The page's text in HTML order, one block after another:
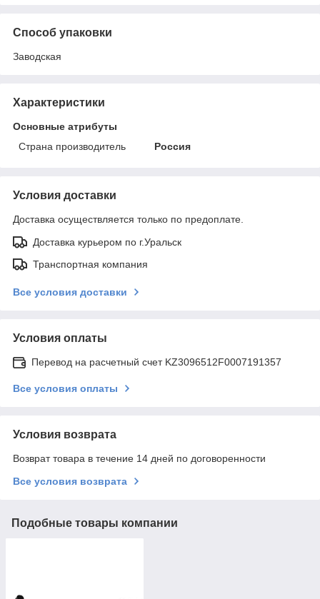
Способ упаковки
Заводская
Характеристики
Основные атрибуты
Страна производитель
Россия
Условия доставки
Доставка осуществляется только по предоплате.
Доставка курьером по г.Уральск
Транспортная компания
Все условия доставки
Условия оплаты
Перевод на расчетный счет KZ3096512F0007191357
Все условия оплаты
Условия возврата
Возврат товара в течение 14 дней по договоренности
Все условия возврата
Подобные товары компании